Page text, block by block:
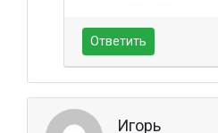
Ответить
Игорь